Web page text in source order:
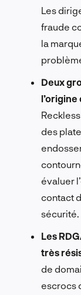
Les
fraude
la
Deux
des
évaluer
contact
sécurité.
Les
très
de
escrocs